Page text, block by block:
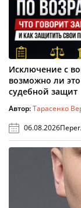
Исключение с
возможно ли
судебной защит
Автор:Тарасенко
06.08.2026